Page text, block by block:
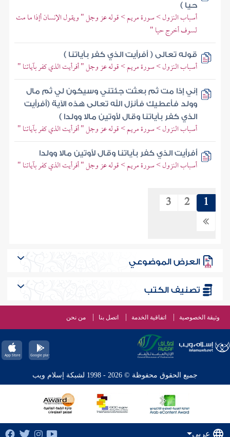
حيا )
أسباب النزول > سورة مريم > قوله عز وجل " ويقول الإنسان أإذا ما مت
لسوف أخرج حيا "
قوله تعالى ( أفرأيت الذي كفر بآياتنا )
أسباب النزول > سورة مريم > قوله عز وجل " أفرأيت الذي كفر بآياتنا "
إني إذا مت ثم بعثت جئتني وسيكون لي ثم مال
وولد فأعطيك فأنزل الله تعالى هذه الآية (أفرأيت
الذي كفر بآياتنا وقال لأوتين مالا وولدا )
أسباب النزول > سورة مريم > قوله عز وجل " أفرأيت الذي كفر بآياتنا "
أفرأيت الذي كفر بآياتنا وقال لأوتين مالا وولدا
أسباب النزول > سورة مريم > قوله عز وجل " أفرأيت الذي كفر بآياتنا "
1
2
3
العرض الموضوعي
تصنيف الكتب
وثيقة الخصوصية اتفاقية الخدمة اتصل بنا من نحن
جميع الحقوق محفوظة © 2026 - 1998 لشبكة إسلام ويب
عربي